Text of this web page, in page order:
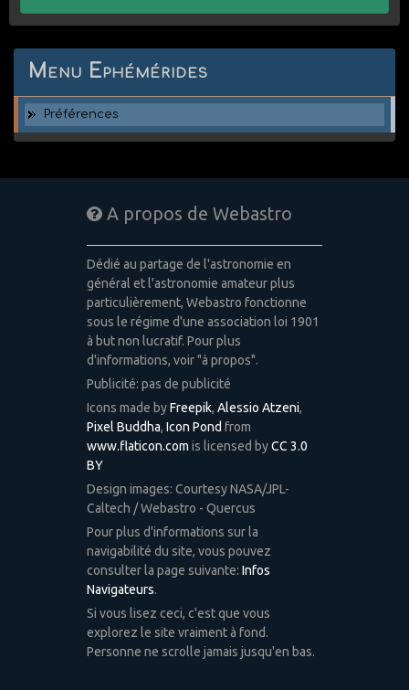
Menu Ephémérides
Préférences
A propos de Webastro
Dédié au partage de l'astronomie en
général et l'astronomie amateur plus
particulièrement, Webastro fonctionne
sous le régime d'une association loi 1901
à but non lucratif. Pour plus
d'informations, voir "à propos".
Publicité: pas de publicité
Icons made byFreepik, Alessio Atzeni,
Pixel Buddha, Icon Pond from
www.flaticon.com is licensed byCC 3.0
BY
Design images: Courtesy NASA/JPL-
Caltech / Webastro - Quercus
Pour plus d'informations sur la
navigabilité du site, vous pouvez
consulter la page suivante: Infos
Navigateurs.
Si vous lisez ceci, c'est que vous
explorez le site vraiment à fond.
Personne ne scrolle jamais jusqu'en bas.